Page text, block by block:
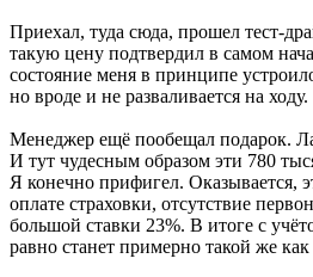
Приехал, туда сюда, прошел тест-
такую цену подтвердил в самом
состояние меня в принципе
но вроде и не разваливается на ходу.
Менеджер ещё пообещал подарок.
И тут чудесным образом эти 780
Я конечно прифигел. Оказывается,
оплате страховки, отсутствие
большой ставки 23%. В итоге с
равно станет примерно такой же